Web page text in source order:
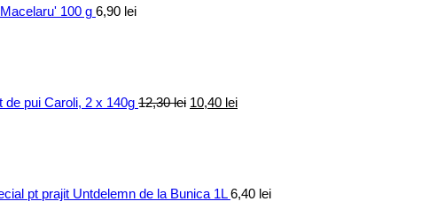
100 g 6,90 lei
pui Caroli, 2 x 140g 12,30lei 10,40 lei
pt prajit Untdelemn de la Bunica 1L 6,40 lei